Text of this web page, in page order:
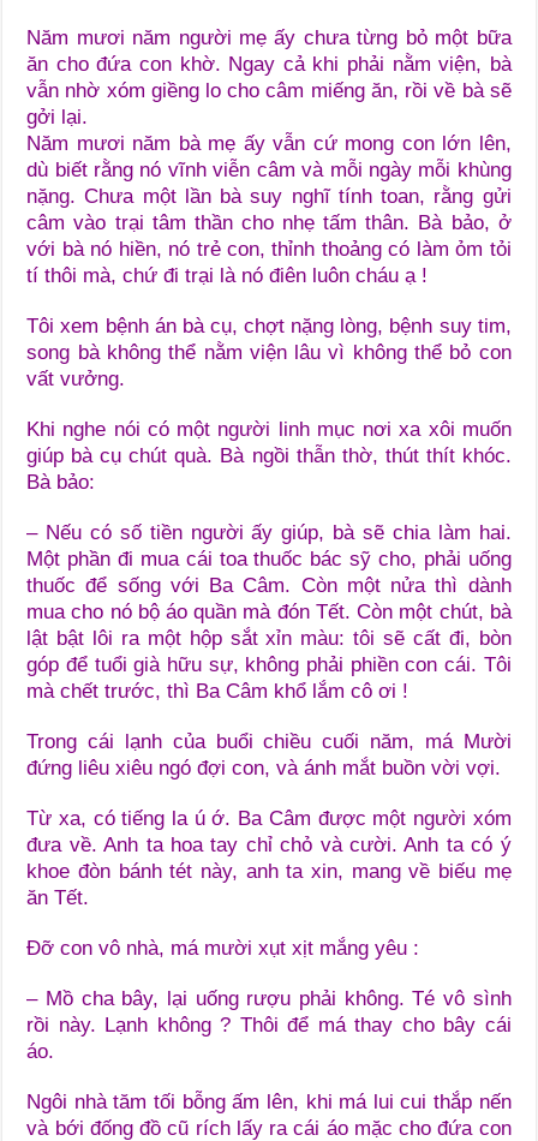
Năm mươi năm người mẹ ấy chưa từng bỏ một bữa
ăn cho đứa con khờ. Ngay cả khi phải nằm viện, bà
vẫn nhờ xóm giềng lo cho câm miếng ăn, rồi về bà sẽ
gởi lại.
Năm mươi năm bà mẹ ấy vẫn cứ mong con lớn lên,
dù biết rằng nó vĩnh viễn câm và mỗi ngày mỗi khùng
nặng. Chưa một lần bà suy nghĩ tính toan, rằng gửi
câm vào trại tâm thần cho nhẹ tấm thân. Bà bảo, ở
với bà nó hiền, nó trẻ con, thỉnh thoảng có làm ỏm tỏi
tí thôi mà, chứ đi trại là nó điên luôn cháu ạ !
Tôi xem bệnh án bà cụ, chợt nặng lòng, bệnh suy tim,
song bà không thể nằm viện lâu vì không thể bỏ con
vất vưởng.
Khi nghe nói có một người linh mục nơi xa xôi muốn
giúp bà cụ chút quà. Bà ngồi thẫn thờ, thút thít khóc.
Bà bảo:
– Nếu có số tiền người ấy giúp, bà sẽ chia làm hai.
Một phần đi mua cái toa thuốc bác sỹ cho, phải uống
thuốc để sống với Ba Câm. Còn một nửa thì dành
mua cho nó bộ áo quần mà đón Tết. Còn một chút, bà
lật bật lôi ra một hộp sắt xỉn màu: tôi sẽ cất đi, bòn
góp để tuổi già hữu sự, không phải phiền con cái. Tôi
mà chết trước, thì Ba Câm khổ lắm cô ơi !
Trong cái lạnh của buổi chiều cuối năm, má Mười
đứng liêu xiêu ngó đợi con, và ánh mắt buồn vời vợi.
Từ xa, có tiếng la ú ớ. Ba Câm được một người xóm
đưa về. Anh ta hoa tay chỉ chỏ và cười. Anh ta có ý
khoe đòn bánh tét này, anh ta xin, mang về biếu mẹ
ăn Tết.
Đỡ con vô nhà, má mười xụt xịt mắng yêu :
– Mồ cha bây, lại uống rượu phải không. Té vô sình
rồi này. Lạnh không ? Thôi để má thay cho bây cái
áo.
Ngôi nhà tăm tối bỗng ấm lên, khi má lui cui thắp nến
và bới đống đồ cũ rích lấy ra cái áo mặc cho đứa con